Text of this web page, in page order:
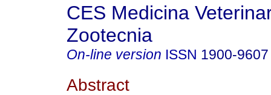
CES Medicina
Zootecnia
On-line version ISSN 1900-9607
Abstract